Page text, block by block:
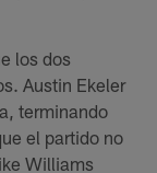
los dos
Austin Ekeler
terminando
el partido no
Williams